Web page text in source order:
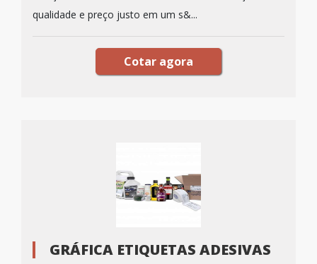
qualidade e preço justo em um s&...
Cotar agora
GRÁFICA ETIQUETAS ADESIVAS